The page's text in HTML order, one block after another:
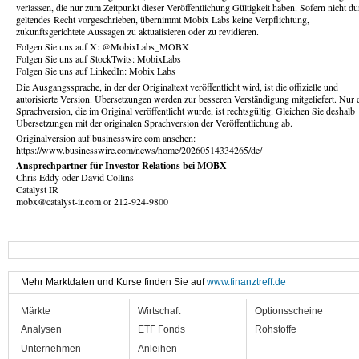
verlassen, die nur zum Zeitpunkt dieser Veröffentlichung Gültigkeit haben. Sofern nicht
geltendes Recht vorgeschrieben, übernimmt Mobix Labs keine Verpflichtung,
zukunftsgerichtete Aussagen zu aktualisieren oder zu revidieren.
Folgen Sie uns auf X: @MobixLabs_MOBX
Folgen Sie uns auf StockTwits: MobixLabs
Folgen Sie uns auf LinkedIn: Mobix Labs
Die Ausgangssprache, in der der Originaltext veröffentlicht wird, ist die offizielle und
autorisierte Version. Übersetzungen werden zur besseren Verständigung mitgeliefert. Nur
Sprachversion, die im Original veröffentlicht wurde, ist rechtsgültig. Gleichen Sie deshalb
Übersetzungen mit der originalen Sprachversion der Veröffentlichung ab.
Originalversion auf businesswire.com ansehen:
https://www.businesswire.com/news/home/20260514334265/de/
Ansprechpartner für Investor Relations bei MOBX
Chris Eddy oder David Collins
Catalyst IR
mobx@catalyst-ir.com or 212-924-9800
Mehr Marktdaten und Kurse finden Sie aufwww.finanztreff.de
Märkte
Analysen
Unternehmen
Wirtschaft
ETF Fonds
Anleihen
Optionsscheine
Rohstoffe